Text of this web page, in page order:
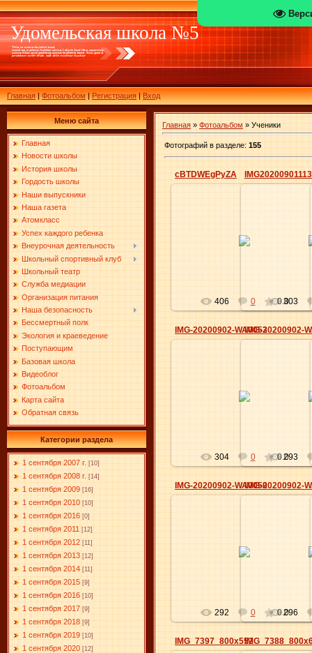
Удомельская школа №5
Главная|Фотоальбом|Регистрация|Вход
Меню сайта
Главная
Новости школы
История школы
Гордость школы
Наши выпускники
Наша газета
Атомкласс
Успех каждого ребенка
Внеурочная деятельность
Школьный спортивный клуб
Школьный театр
Служба медиации
Организация питания
Наша безопасность
Бессмертный полк
Экология и краеведение
Поступающим
Базовая школа
Видеоблог
Фотоальбом
Карта сайта
Обратная связь
Категории раздела
1 сентября 2007 г. [10]
1 сентября 2008 г. [14]
1 сентября 2009 [16]
1 сентября 2010 [10]
1 сентября 2016 [0]
1 сентября 2011 [12]
1 сентября 2012 [11]
1 сентября 2013 [12]
1 сентября 2014 [11]
1 сентября 2015 [9]
1 сентября 2016 [10]
1 сентября 2017 [9]
1 сентября 2018 [9]
1 сентября 2019 [10]
1 сентября 2020 [12]
Главная » Фотоальбом » Ученики
Фотографий в разделе: 155
cBTDWEgPyZA
406 0 0.0303
IMG-20200902-WA0053
304 0 0.0
IMG-20200902-
293
IMG-20200902-WA0050
292 0 0.0
IMG-20200902-
296
IMG_7397_800x552